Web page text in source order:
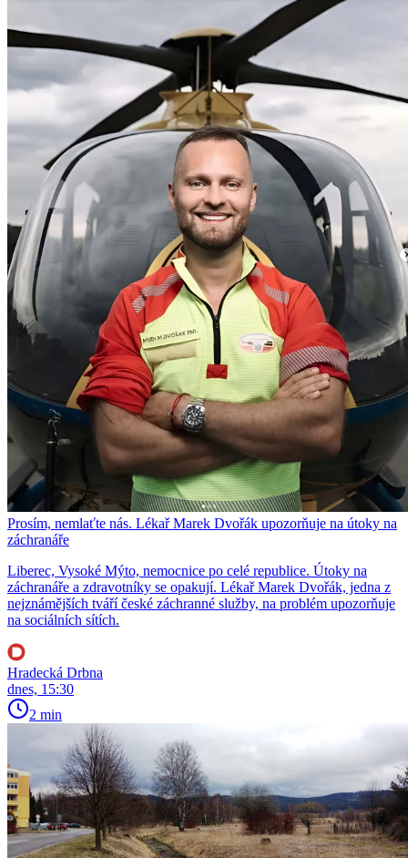
Prosím, nemlaťte nás. Lékař Marek Dvořák upozorňuje na útoky na
záchranáře
Liberec, Vysoké Mýto, nemocnice po celé republice. Útoky na
záchranáře a zdravotníky se opakují. Lékař Marek Dvořák, jedna z
nejznámějších tváří české záchranné služby, na problém upozorňuje
na sociálních sítích.
Hradecká Drbna
dnes, 15:30
2 min